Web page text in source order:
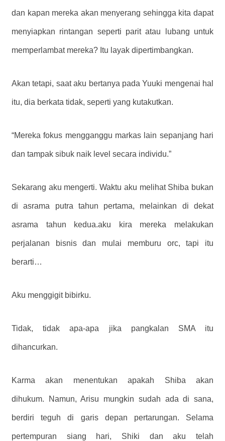
dan kapan mereka akan menyerang sehingga kita dapat
menyiapkan rintangan seperti parit atau lubang untuk
memperlambat mereka? Itu layak dipertimbangkan.
Akan tetapi, saat aku bertanya pada Yuuki mengenai hal
itu, dia berkata tidak, seperti yang kutakutkan.
“Mereka fokus mengganggu markas lain sepanjang hari
dan tampak sibuk naik level secara individu.”
Sekarang aku mengerti. Waktu aku melihat Shiba bukan
di asrama putra tahun pertama, melainkan di dekat
asrama tahun kedua.aku kira mereka melakukan
perjalanan bisnis dan mulai memburu orc, tapi itu
berarti…
Aku menggigit bibirku.
Tidak, tidak apa-apa jika pangkalan SMA itu
dihancurkan.
Karma akan menentukan apakah Shiba akan
dihukum. Namun, Arisu mungkin sudah ada di sana,
berdiri teguh di garis depan pertarungan. Selama
pertempuran siang hari, Shiki dan aku telah